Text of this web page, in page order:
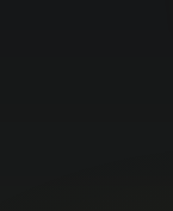
على تطوير أعمالك